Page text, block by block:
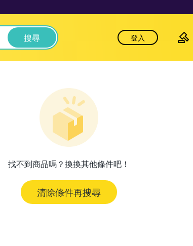
搜尋 登入
找不到商品嗎？換換其他條件吧！
清除條件再搜尋